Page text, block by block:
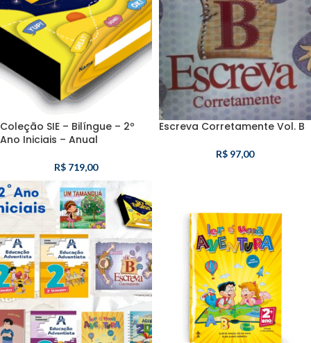
Coleção SIE – Bilíngue – 2º
Ano Iniciais – Anual
R$ 719,00
Escreva Corretamente Vol. B
R$ 97,00